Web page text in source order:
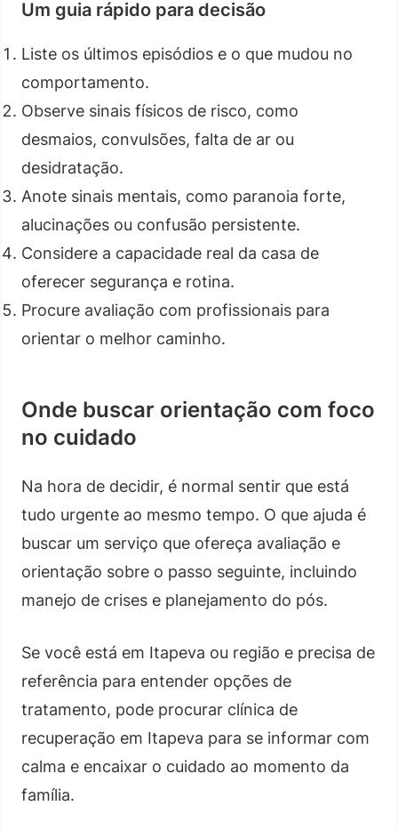
Um guia rápido para decisão
Liste os últimos episódios e o que mudou no
comportamento.
Observe sinais físicos de risco, como
desmaios, convulsões, falta de ar ou
desidratação.
Anote sinais mentais, como paranoia forte,
alucinações ou confusão persistente.
Considere a capacidade real da casa de
oferecer segurança e rotina.
Procure avaliação com profissionais para
orientar o melhor caminho.
Onde buscar orientação com foco
no cuidado
Na hora de decidir, é normal sentir que está
tudo urgente ao mesmo tempo. O que ajuda é
buscar um serviço que ofereça avaliação e
orientação sobre o passo seguinte, incluindo
manejo de crises e planejamento do pós.
Se você está em Itapeva ou região e precisa de
referência para entender opções de
tratamento, pode procurar clínica de
recuperação em Itapeva para se informar com
calma e encaixar o cuidado ao momento da
família.